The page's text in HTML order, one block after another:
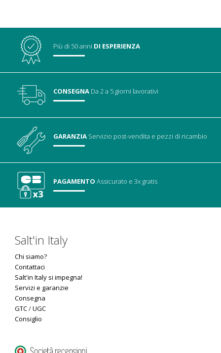
Più di 50 anni DI ESPERIENZA
CONSEGNA Da 2 a 5 giorni lavorativi
GARANZIA Servizio post-vendita e pezzi di ricambio
PAGAMENTO Assicurato e 3x gratis
Salt'in Italy
Chi siamo?
Contattaci
Salt'in Italy si impegna!
Servizi e garanzie
Consegna
GTC/UGC
Consiglio